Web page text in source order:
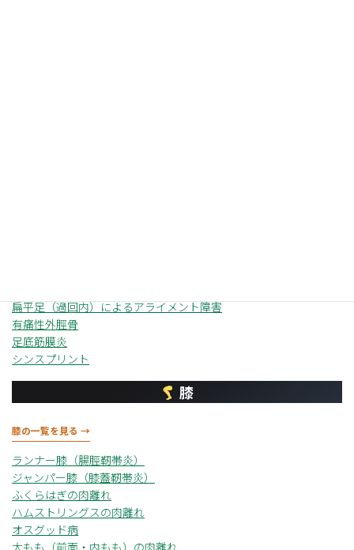
扁平足（過回内）によるアライメント障害
有痛性外脛骨
足底筋膜炎
シンスプリント
膝
膝の一覧を見る →
ランナー膝（腸脛靭帯炎）
ジャンパー膝（膝蓋靭帯炎）
ふくらはぎの肉離れ
ハムストリングスの肉離れ
オスグッド病
太もも（前面・内もも）の肉離れ